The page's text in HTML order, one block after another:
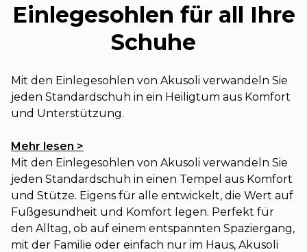
Einlegesohlen für all Ihre
Schuhe
Mit den Einlegesohlen von Akusoli verwandeln Sie
jeden Standardschuh in ein Heiligtum aus Komfort
und Unterstützung.
Mehr lesen >
Mit den Einlegesohlen von Akusoli verwandeln Sie
jeden Standardschuh in einen Tempel aus Komfort
und Stütze. Eigens für alle entwickelt, die Wert auf
Fußgesundheit und Komfort legen. Perfekt für
den Alltag, ob auf einem entspannten Spaziergang,
mit der Familie oder einfach nur im Haus, Akusoli